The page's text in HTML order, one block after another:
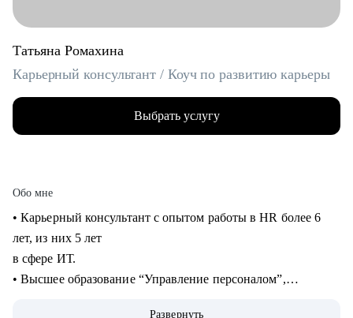
Татьяна Ромахина
Карьерный консультант / Коуч по развитию карьеры
Выбрать услугу
Обо мне
• Карьерный консультант с опытом работы в HR более 6
лет, из них 5 лет
в сфере ИТ.
• Высшее образование “Управление персоналом”,
Развернуть